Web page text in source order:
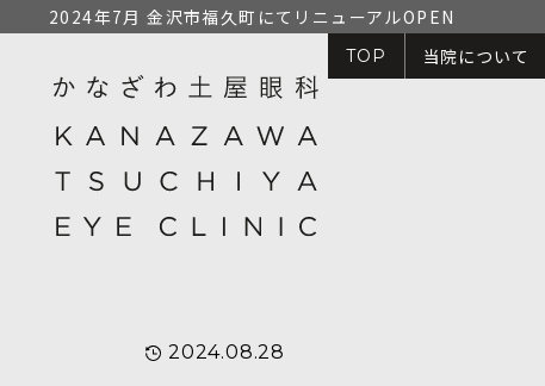
2024年7月 金沢市福久町にてリニューアルOPEN
TOP 当院について
2024.08.28